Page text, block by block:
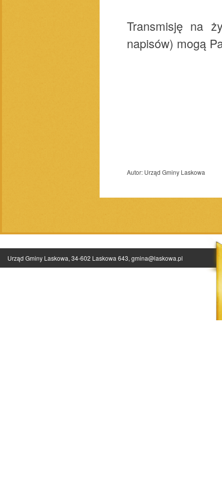
Transmisję na
napisów) mogą
Autor: Urząd Gminy Laskowa
Urząd Gminy Laskowa, 34-602 Laskowa 643, gmina@laskowa.pl